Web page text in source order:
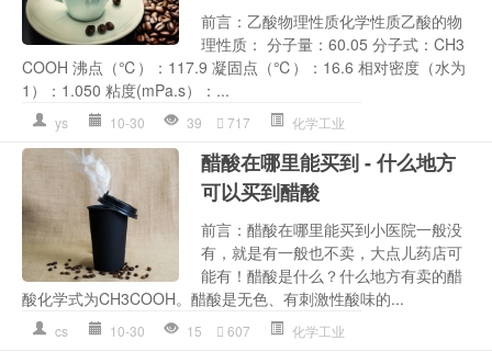
前言：乙酸物理性质化学性质乙酸的物
理性质： 分子量：60.05 分子式：CH3
COOH 沸点（℃）：117.9 凝固点（℃）：16.6 相对密度（水为
1）：1.050 粘度(mPa.s）：...
ys 10-30 39 717 化学工业
醋酸在哪里能买到 - 什么地方
可以买到醋酸
前言：醋酸在哪里能买到小医院一般没
有，就是有一般也不卖，大点儿药店可
能有！醋酸是什么？什么地方有卖的醋
酸化学式为CH3COOH。醋酸是无色、有刺激性酸味的...
cs 10-30 15 607 化学工业